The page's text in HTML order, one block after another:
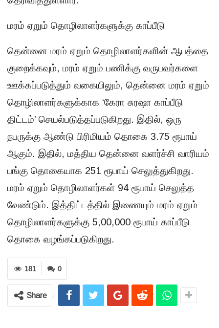
மரம் ஏறும் தொழிலாளர்களுக்கு காப்பீடு
தென்னை மரம் ஏறும் தொழிலாளர்களின் ஆபத்தை
குறைக்கவும், மரம் ஏறும் பணிக்கு வருபவர்களை
ஊக்கப்படுத்தும் வகையிலும், தென்னை மரம் ஏறும்
தொழிலாளர்களுக்காக ‘கேரா சுரஷா காப்பீடு
திட்டம்’ செயல்படுத்தப்படுகிறது. இதில், ஒரு
நபருக்கு ஆண்டு பிரிமியம் தொகை 3.75 ரூபாய்
ஆகும். இதில், மத்திய தென்னை வளர்ச்சி வாரியம்
பங்கு தொகையாக 251 ரூபாய் செலுத்துகிறது.
மரம் ஏறும் தொழிலாளர்கள் 94 ரூபாய் செலுத்த
வேண்டும். இத்திட்டத்தில் இணையும் மரம் ஏறும்
தொழிலாளர்களுக்கு 5,00,000 ரூபாய் காப்பீடு
தொகை வழங்கப்படுகிறது.
0
181
Share